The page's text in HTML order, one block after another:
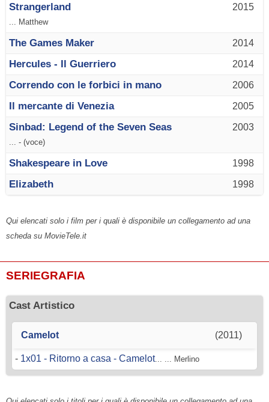
2015
Strangerland
... Matthew
2014
The Games Maker
2014
Hercules - Il Guerriero
2006
Correndo con le forbici in mano
2005
Il mercante di Venezia
2003
Sinbad: Legend of the Seven Seas
... - (voce)
1998
Shakespeare in Love
1998
Elizabeth
Qui elencati solo i film per i quali è disponibile un collegamento ad una
scheda su MovieTele.it
SERIEGRAFIA
Cast Artistico
Camelot (2011)
- 1x01 - Ritorno a casa - Camelot... ... Merlino